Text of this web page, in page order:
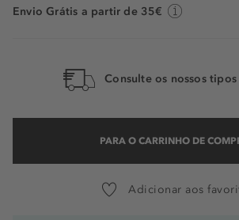
Envio Grátis a partir de 35€
Consulte os nossos
PARA O CARRINHO DE
Adicionar aos